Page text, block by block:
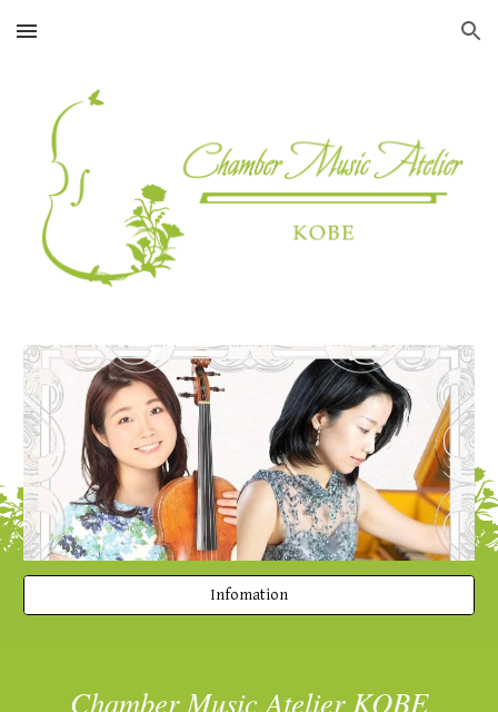
Skip to main content Skip to navigation
Infomation
Chamber Music Atelier KOBE